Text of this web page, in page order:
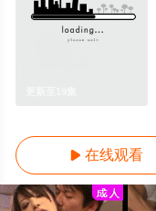
 在线观看